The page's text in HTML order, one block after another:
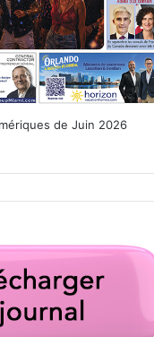
de Juin 2026